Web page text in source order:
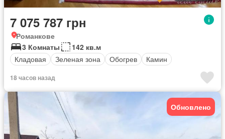
7 075 787 грн
Романкове
3 Комнаты
142 кв.м
Кладовая
Зеленая зона Обогрев Камин
18 часов назад
Обновлено